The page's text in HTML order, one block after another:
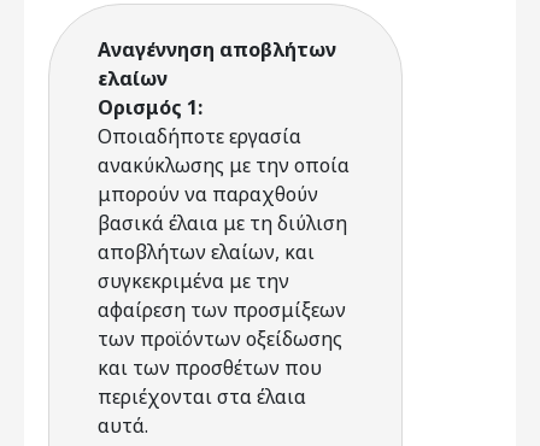
Αναγέννηση αποβλήτων
ελαίων
Ορισμός 1:
Οποιαδήποτε εργασία
ανακύκλωσης με την οποία
μπορούν να παραχθούν
βασικά έλαια με τη διύλιση
αποβλήτων ελαίων, και
συγκεκριμένα με την
αφαίρεση των προσμίξεων
των προϊόντων οξείδωσης
και των προσθέτων που
περιέχονται στα έλαια
αυτά.